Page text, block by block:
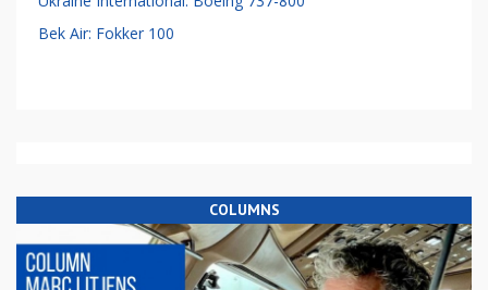
Bek Air: Fokker 100
COLUMNS